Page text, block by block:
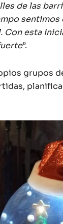
de las
sentimos
Con esta
”.
grupos